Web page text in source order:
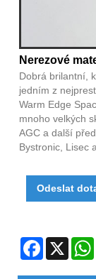
Nerezové
Dobrá brilantní,
jedním z
Warm Edge
mnoho velkých
AGC a další
Bystronic, Lisec
Odeslat
Facebook
X